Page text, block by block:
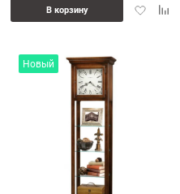
В корзину
Новый